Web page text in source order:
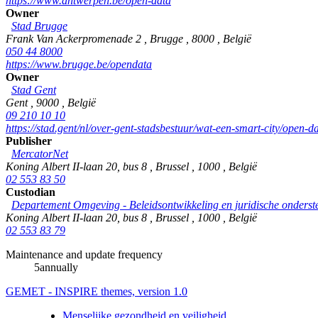
Owner
Stad Brugge
Frank Van Ackerpromenade 2
Brugge 8000
België
050 44 8000
https://www.brugge.be/opendata
Owner
Stad Gent
Gent
9000
België
09 210 10 10
https://stad.gent/nl/over-gent-stadsbestuur/wat-een-smart-city/open-
Publisher
MercatorNet
Koning Albert II-laan 20, bus 8
Brussel 1000
België
02 553 83 50
Custodian
Departement Omgeving - Beleidsontwikkeling en juridische
Koning Albert II-laan 20, bus 8
Brussel 1000
België
02 553 83 79
Maintenance and update frequency
5annually
GEMET - INSPIRE themes, version 1.0
Menselijke gezondheid en veiligheid